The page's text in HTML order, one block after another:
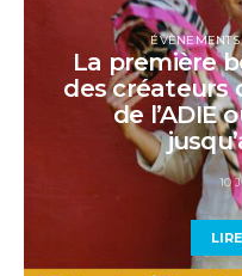
ÉVÈNEMENTS
La première
des créateurs
de l’ADIE
10